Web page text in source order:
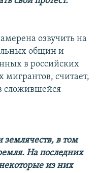
озвучить на
общин и
в российских
мигрантов, считает,
сложившейся
в том
На последних
из них